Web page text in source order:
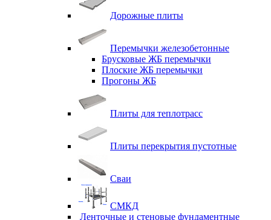
Дорожные плиты
Перемычки железобетонные
Брусковые ЖБ перемычки
Плоские ЖБ перемычки
Прогоны ЖБ
Плиты для теплотрасс
Плиты перекрытия пустотные
Сваи
СМКД
Ленточные и стеновые фундаментные